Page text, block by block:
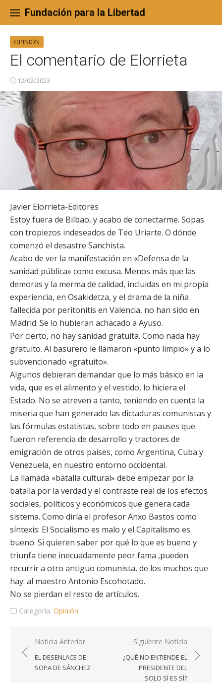
content
Fundación para la Libertad
OPINIÓN
El comentario de Elorrieta
12/02/2023
Javier Elorrieta-Editores
Estoy fuera de Bilbao, y acabo de conectarme. Sopas
con tropiezos indeseados de Teo Uriarte. O dónde
comenzó el desastre Sanchista.
Acabo de ver la manifestación en «Defensa de la
sanidad pública» como excusa. Menos más que las
demoras y la merma de calidad, incluidas en mi propia
experiencia, en Osakidetza, y el drama de la niña
fallecida por peritonitis en Valencia, no han sido en
Madrid. Se lo hubieran achacado a Ayuso.
Por cierto, no hay sanidad gratuita. Como nada hay
gratuito. Al basurero le llamaron «punto limpio» y a lo
subvencionado «gratuito».
Algunos debieran demandar que lo más básico en la
vida, que es el alimento y el vestido, lo hiciera el
Estado. No se atreven a tanto, teniendo en cuenta la
miseria que han generado las dictaduras comunistas y
las fórmulas estatistas, sobre todo en pauses que
fueron referencia de desarrollo y tractores de
emigración de otros países, como Argentina, Cuba y
Venezuela, en nuestro entorno occidental.
La llamada «batalla cultural» debe empezar por la
batalla por la verdad y el contraste real de los efectos
sociales, políticos y económicos que genera cada
sistema. Como diría el profesor Anxo Bastos como
síntexis: El Socialismo es malo y el Capitalismo es
bueno. Si quieren saber por qué lo que es bueno y
triunfa tiene inecuadamente peor fama ,pueden
recurrir a otro antiguo comunista, de los muchos que
hay: al maestro Antonio Escohotado.
No se pierdan el resto de artículos.
Categoría: Opinión
Navegación
de
entradas
Noticia Anterior
EL DESENLACE DE
SOPA DE SÁNCHEZ
Siguiente Noticia
¿QUÉ NO ENTIENDE EL
PRESIDENTE DEL
SOLO SÍ ES SÍ?